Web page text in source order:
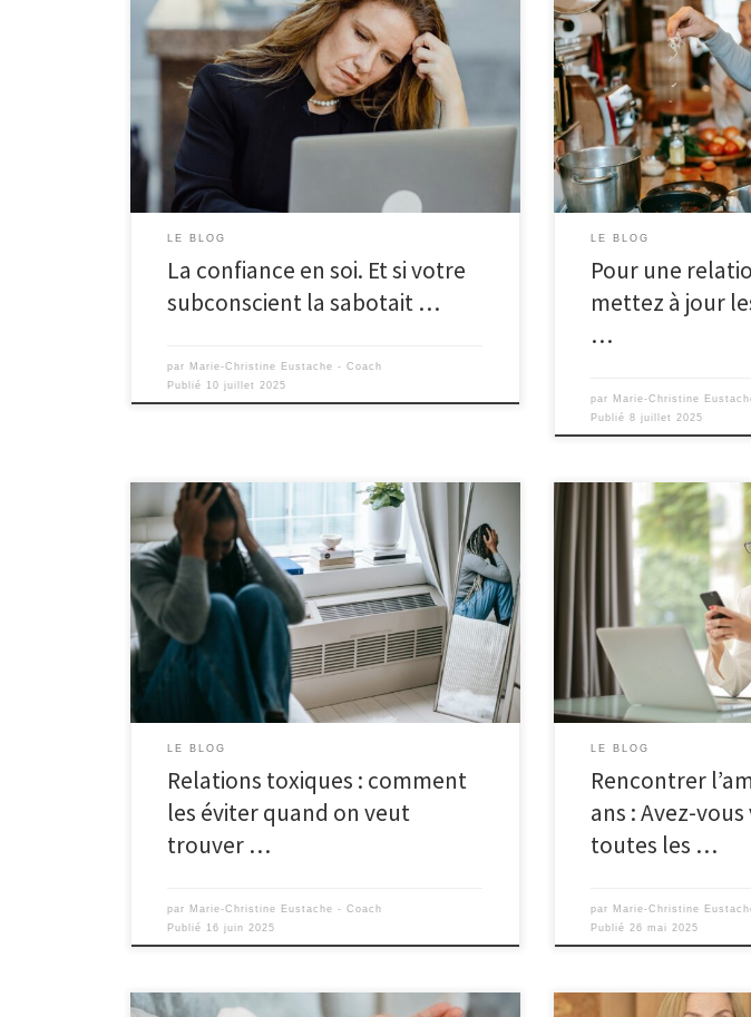
LE BLOG
La confiance en soi. Et si votre
subconscient la sabotait …
par Marie-Christine Eustache - Coach
Publié 10 juillet 2025
LE BLOG
Pour une
mettez à jour
…
par Marie-Christine
Publié8 juillet 2025
LE BLOG
Relations toxiques : comment
les éviter quand on veut
trouver …
par Marie-Christine Eustache - Coach
Publié 16 juin 2025
LE BLOG
Rencontrer
ans : Avez-
toutes les …
par Marie-Christine
Publié 26 mai 2025